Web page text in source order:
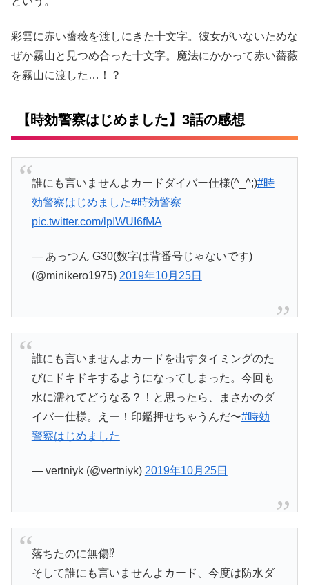
彩雲に赤い薔薇を渡しにきた十文字。彼女がいないためな
ぜか霧山と見つめ合った十文字。魔法にかかって赤い薔薇
を霧山に渡した…！？
【時効警察はじめました】3話の感想
誰にも言いませんよカードダイバー仕様(^_^;)#時
効警察はじめました#時効警察
pic.twitter.com/lpIWUI6fMA
— あっつん G30(数字は背番号じゃないです)
(@minikero1975) 2019年10月25日
誰にも言いませんよカードを出すタイミングのた
びにドキドキするようになってしまった。今回も
水に濡れてどうなる？！と思ったら、まさかのダ
イバー仕様。えー！印鑑押せちゃうんだ〜#時効
警察はじめました
— vertniyk (@vertniyk) 2019年10月25日
落ちたのに無傷⁉︎
そして誰にも言いませんよカード、今度は防水ダ